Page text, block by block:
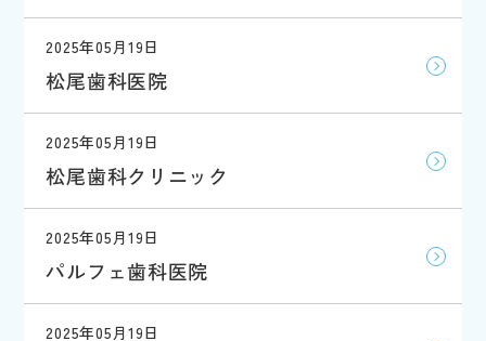
2025年05月19日
松尾歯科医院
2025年05月19日
松尾歯科クリニック
2025年05月19日
パルフェ歯科医院
2025年05月19日